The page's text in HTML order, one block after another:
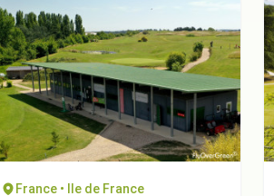
France • Ile de France